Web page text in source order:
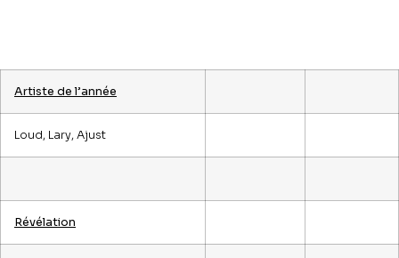
Artiste de l’année
Loud, Lary, Ajust
Révélation